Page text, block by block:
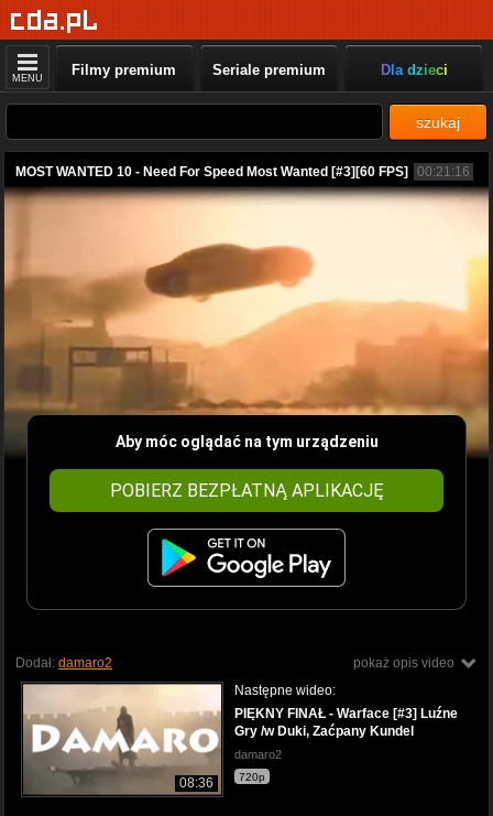
MENU Filmy premium Seriale premium Dla dzieci
szukaj
MOST WANTED 10 - Need For Speed Most Wanted [#3][60 FPS] 00:21:16
Aby móc oglądać na tym urządzeniu
POBIERZ BEZPŁATNĄ APLIKACJĘ
pokaż opis video
Dodał: damaro2
08:36
Następne wideo:
PIĘKNY FINAŁ - Warface [#3] Luźne
Gry /w Duki, Zaćpany Kundel
damaro2
720p